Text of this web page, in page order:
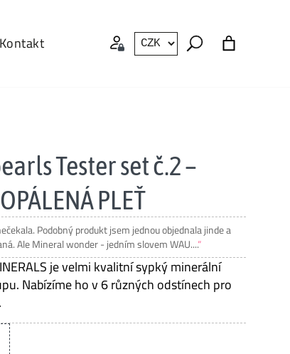
Kontakt
Tester set č.2 –
PLEŤ
super že je možnost vyzkoušet 3 odstíny- tipovala
1-2,a už jsem objednala normální...
je velmi kvalitní sypký minerální
Nabízíme ho v 6 různých odstínech pro